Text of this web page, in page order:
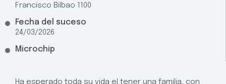
Francisco Bilbao 1100
Fecha del suceso
24/03/2026
Microchip
Ha esperado toda su vida el tener una familia, con